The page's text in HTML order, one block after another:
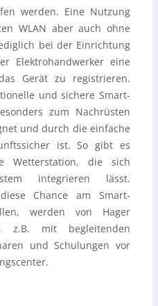
werden. Eine Nutzung
WLAN aber auch ohne
bei der Einrichtung
Elektrohandwerker eine
Gerät zu registrieren.
und sichere Smart-
zum Nachrüsten
und durch die einfache
ist. So gibt es
Wetterstation, die sich
integrieren lässt.
Chance am Smart-
werden von Hager
z.B. mit begleitenden
und Schulungen vor